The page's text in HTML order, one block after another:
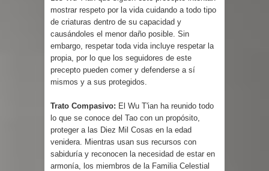
mostrar respeto por la vida cuidando a todo tipo
de criaturas dentro de su capacidad y
causándoles el menor daño posible. Sin
embargo, respetar toda vida incluye respetar la
propia, por lo que los seguidores de este
precepto pueden comer y defenderse a sí
mismos y a sus protegidos.
Trato Compasivo: El Wu T'ian ha reunido todo
lo que se conoce del Tao con un propósito,
proteger a las Diez Mil Cosas en la edad
venidera. Mientras usan sus recursos con
sabiduría y reconocen la necesidad de estar en
armonía, los miembros de la Familia Celestial